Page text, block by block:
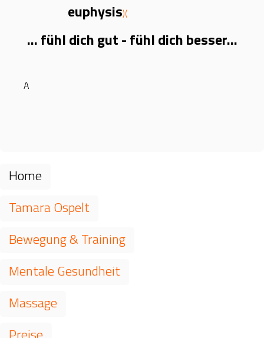
euphysis)(
... fühldich gut - fühl dich besser...
A
überspringen
Home
Tamara Ospelt
Bewegung & Training
Mentale Gesundheit
Massage